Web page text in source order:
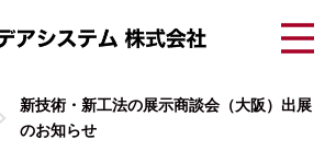
新技術・新工法の展示商談会（大阪）出展
のお知らせ